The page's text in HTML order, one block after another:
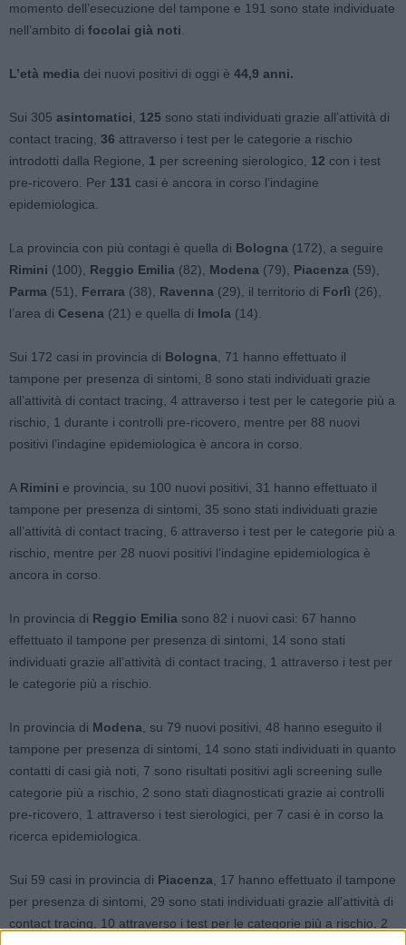
momento dell’esecuzione del tampone e 191 sono state individuate
nell’ambito di focolai già noti
L’età media dei nuovi positivi di oggi è 44,9 anni.
Sui 305 asintomatici 125 sono stati individuati grazie all’attività di
contact tracing, 36 attraverso i test per le categorie a rischio
introdotti dalla Regione, 1 per screening sierologico, 12 con i test
pre-ricovero. Per 131 casi è ancora in corso l’indagine
epidemiologica.
La provincia con più contagi è quella di Bologna (172), a seguire
Rimini (100), Reggio Emilia (82), Modena (79), Piacenza (59),
Parma (51), Ferrara (38), Ravenna (29), il territorio di Forlì (26),
l’area di Cesena (21) e quella di Imola (14).
Sui 172 casi in provincia di Bologna , 71 hanno effettuato il
tampone per presenza di sintomi, 8 sono stati individuati grazie
all’attività di contact tracing, 4 attraverso i test per le categorie più a
rischio, 1 durante i controlli pre-ricovero, mentre per 88 nuovi
positivi l’indagine epidemiologica è ancora in corso.
A Rimini e provincia, su 100 nuovi positivi, 31 hanno effettuato il
tampone per presenza di sintomi, 35 sono stati individuati grazie
all’attività di contact tracing, 6 attraverso i test per le categorie più a
rischio, mentre per 28 nuovi positivi l’indagine epidemiologica è
ancora in corso.
In provincia di Reggio Emilia sono 82 i nuovi casi: 67 hanno
effettuato il tampone per presenza di sintomi, 14 sono stati
individuati grazie all’attività di contact tracing, 1 attraverso i test per
le categorie più a rischio.
In provincia di Modena , su 79 nuovi positivi, 48 hanno eseguito il
tampone per presenza di sintomi, 14 sono stati individuati in quanto
contatti di casi già noti, 7 sono risultati positivi agli screening sulle
categorie più a rischio, 2 sono stati diagnosticati grazie ai controlli
pre-ricovero, 1 attraverso i test sierologici, per 7 casi è in corso la
ricerca epidemiologica.
Sui 59 casi in provincia di Piacenza , 17 hanno effettuato il tampone
per presenza di sintomi, 29 sono stati individuati grazie all’attività di
contact tracing, 10 attraverso i test per le categorie più a rischio, 2